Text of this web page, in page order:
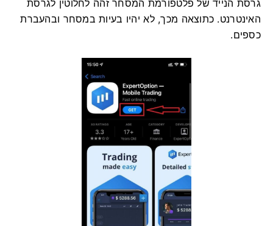
גרסת הנייד של פלטפורמת המסחר זהה לחלוטין לגרסת
האינטרנט. כתוצאה מכך, לא יהיו בעיות במסחר ובהעברת
כספים.